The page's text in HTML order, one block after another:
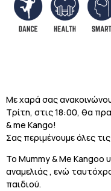
Με χαρά σας
Τρίτη, στις 18:00, θα
& me Kango!
Σας περιμένουμε όλες
Το Mummy & Me Kangoo
αναμελιάς , ενώ
παιδιού.